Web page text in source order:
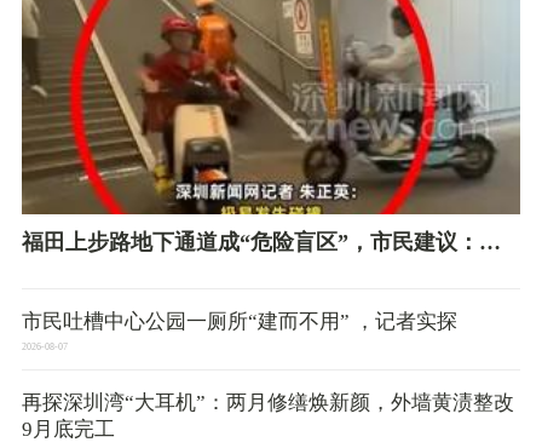
福田上步路地下通道成“危险盲区”，市民建议：增
市民吐槽中心公园一厕所“建而不用” ，记者实探
2026-08-07
再探深圳湾“大耳机”：两月修缮焕新颜，外墙黄渍整改
9月底完工